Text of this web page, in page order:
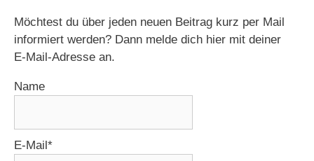
Möchtest du über jeden neuen Beitrag kurz per Mail
informiert werden? Dann melde dich hier mit deiner
E-Mail-Adresse an.
Name
E-Mail*